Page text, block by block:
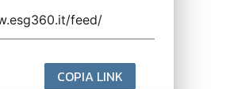
COPIA LINK